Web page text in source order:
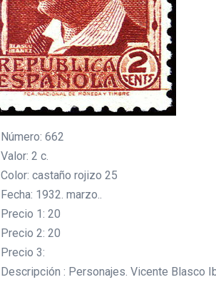
Número: 662
Valor: 2 c.
Color: castaño rojizo 25
Fecha: 1932. marzo..
Precio 1: 20
Precio 2: 20
Precio 3:
Descripción : Personajes. Vicente Blasco